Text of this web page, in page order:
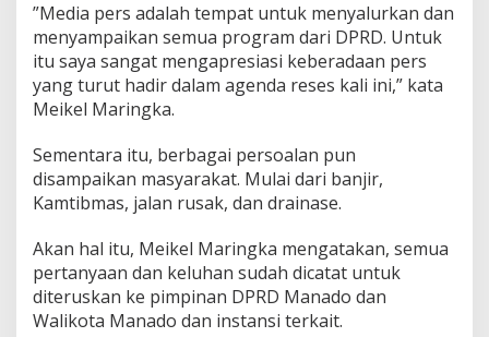
p
u
n
g
i
r
a
W
a
r
g
‌”Media pers adalah tempat untuk menyalurkan dan
menyampaikan semua program dari DPRD. Untuk
itu saya sangat mengapresiasi keberadaan pers
yang turut hadir dalam agenda reses kali ini,” kata
Meikel Maringka.
Sementara itu, berbagai persoalan pun
disampaikan masyarakat. Mulai dari banjir,
Kamtibmas, jalan rusak, dan drainase.
Akan hal itu, Meikel Maringka mengatakan, semua
pertanyaan dan keluhan sudah dicatat untuk
diteruskan ke pimpinan DPRD Manado dan
Walikota Manado dan instansi terkait.